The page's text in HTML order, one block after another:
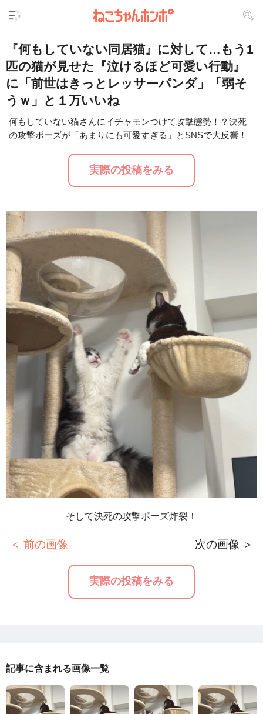
『何もしていない同居猫』に対して…もう1
匹の猫が見せた『泣けるほど可愛い行動』
に「前世はきっとレッサーパンダ」「弱そ
うｗ」と１万いいね
U
/
a
:
.
4
%
何もしていない猫さんにイチャモンつけて攻撃態勢！？決死
の攻撃ポーズが「あまりにも可愛すぎる」とSNSで大反響！
実際の投稿をみる
そして決死の攻撃ポーズ炸裂！
＜ 前の画像
実際の投稿をみる
次の画像 ＞
記事に含まれる画像一覧